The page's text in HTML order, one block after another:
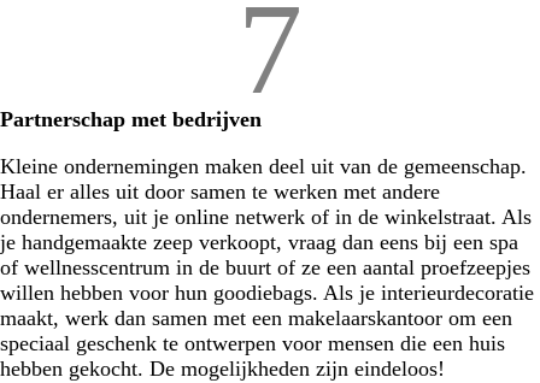
7
Partnerschap met bedrijven
Kleine ondernemingen maken deel uit van de gemeenschap.
Haal er alles uit door samen te werken met andere
ondernemers, uit je online netwerk of in de winkelstraat. Als
je handgemaakte zeep verkoopt, vraag dan eens bij een spa
of wellnesscentrum in de buurt of ze een aantal proefzeepjes
willen hebben voor hun goodiebags. Als je interieurdecoratie
maakt, werk dan samen met een makelaarskantoor om een
speciaal geschenk te ontwerpen voor mensen die een huis
hebben gekocht. De mogelijkheden zijn eindeloos!